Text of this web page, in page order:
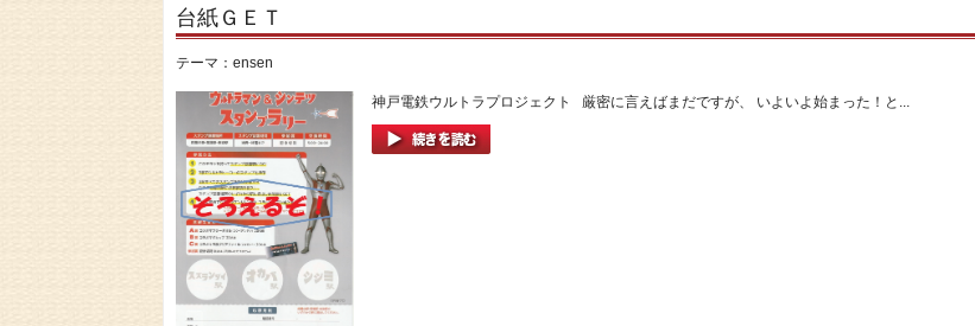
台紙ＧＥＴ
テーマ： ensen
神戸電鉄ウルトラプロジェクト 厳密に言えばまだですが、 いよいよ始まった！と...